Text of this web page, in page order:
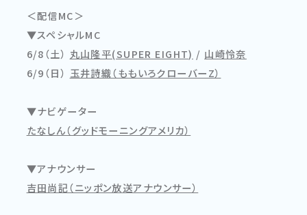
＜配信MC＞
▼スペシャルMC
6/8（土） 丸山隆平(SUPER EIGHT) / 山崎怜奈
6/9（日） 玉井詩織（ももいろクローバーZ）
▼ナビゲーター
たなしん（グッドモーニングアメリカ）
▼アナウンサー
吉田尚記（ニッポン放送アナウンサー）